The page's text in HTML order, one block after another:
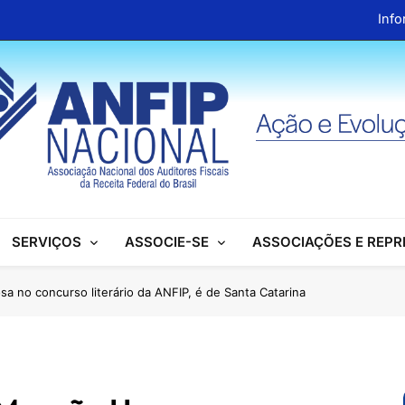
ANFIP Nacional recebe visita da superintendente
Preparativos para o XIX Encontro
Almoço em homenagem ao Dia
Preparativos para o XIX Encontro
Almoço em homenagem ao Dia
SERVIÇOS ASSOCIE-SE ASSOCIAÇÕES E
no concurso literário da ANFIP, é de Santa Catarina